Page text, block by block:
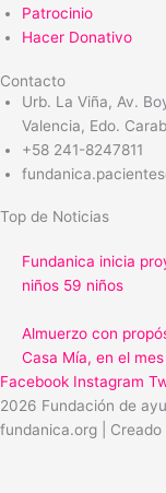
Patrocinio
Hacer Donativo
Contacto
Urb. La Viña, Av.
Valencia, Edo.
+58 241-8247811
Top de Noticias
Fundanica inicia
niños 59 niños
Almuerzo con
Casa Mía, en el
Facebook Instagram
2026 Fundación de
fundanica.org | Creado